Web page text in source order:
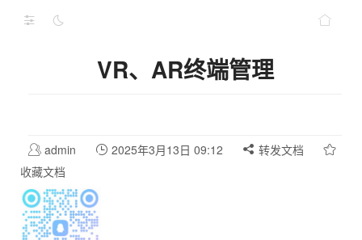
VR、AR终端管理
admin 2025年3月13日 09:12
转发文档
收藏文档